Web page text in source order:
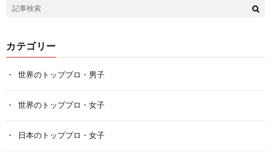
カテゴリー
世界のトッププロ・男子
世界のトッププロ・女子
日本のトッププロ・女子